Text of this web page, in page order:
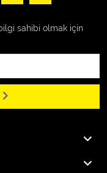
sahibi olmak için